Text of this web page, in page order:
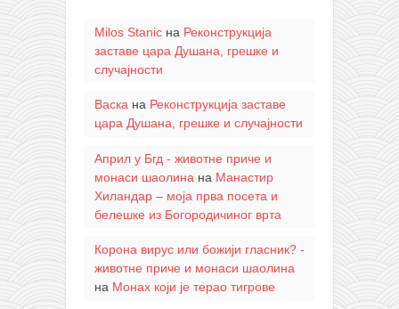
Milos Stanicна Реконструкција
заставе цара Душана, грешке и
случајности
Васка на Реконструкција заставе
цара Душана, грешке и случајности
Април у Бгд - животне приче и
монаси шаолина на Манастир
Хиландар – моја прва посета и
белешке из Богородичиног врта
Корона вирус или божији гласник? -
животне приче и монаси шаолина
на Монах који је терао тигрове